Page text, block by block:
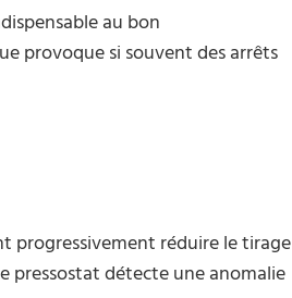
au bon
provoque si souvent des arrêts
progressivement réduire le tirage
pressostat détecte une anomalie